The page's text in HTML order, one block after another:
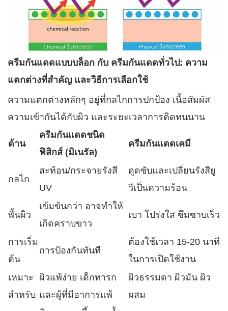
ครีมกันแดดแบบบล็อก กับ ครีมกันแดดทั่วไป: ความ
แตกต่างที่สำคัญ และวิธีการเลือกใช้
ความแตกต่างหลักๆ อยู่ที่กลไกการปกป้อง เนื้อสัมผัส
ความเข้ากันได้กับผิว และระยะเวลาการติดทนนาน
ด้าน
ครีมกันแดดชนิด
ฟิสิกส์ (มิเนรัล)
ครีมกันแดดเคมี
กลไก
สะท้อน/กระจายรังสี
UV
ดูดซับและเปลี่ยนรังสียู
วีเป็นความร้อน
พื้นผิว
เข้มข้นกว่า อาจทำให้
เกิดคราบขาว
เบา โปร่งใส ซึมซาบเร็ว
การเริ่ม
ต้น
การป้องกันทันที
ต้องใช้เวลา 15-20 นาที
ในการเปิดใช้งาน
เหมาะ
สำหรับ
ผิวแพ้ง่าย เด็กทารก
และผู้ที่มีอาการแพ้
ผิวธรรมดา ผิวมัน ผิว
ผสม